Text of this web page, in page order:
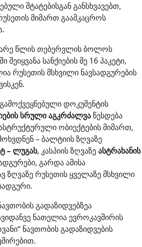
შტატებისგან განსხვავებთ,
მიმართ გაამკაცროს
წლის თებერვლის ბოლოს
სანქიების მე 16 პაკეტი,
რუსეთის მსხვილი ნავსადგურების
დოკუმენტის
სრული აგკრძალვა წესდება
ობიექტების მიმართ,
– ბალტიის ზღვაზე
– ლუგას, კასპიის ზღვაზეასტრახანის
გარდა ამისა
ზღვაზე რუსეთის ყველაზე მსხვილი
გადაზიდვებზეა
ნათელია ევროკავშირის
ნავთობის გადაზიდვების